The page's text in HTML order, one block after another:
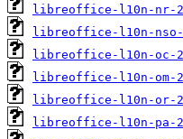
libreoffice-l10n-nr-
libreoffice-l10n-nso-
libreoffice-l10n-oc-
libreoffice-l10n-om-
libreoffice-l10n-or-
libreoffice-l10n-pa-